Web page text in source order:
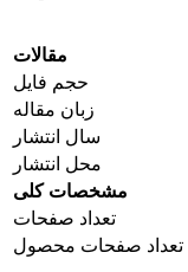
مقالات
حجم فایل
زبان مقاله
سال انتشار
محل انتشار
مشخصات کلی
تعداد صفحات
تعداد صفحات محصول